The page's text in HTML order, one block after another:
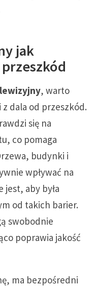
jak
, warto
dala od przeszkód.
się na
co pomaga
budynki i
wpływać na
jest, aby była
od takich barier.
swobodnie
poprawia jakość
ma bezpośredni